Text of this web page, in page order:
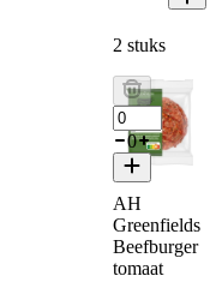
2 stuks
0
AH
Greenfields
Beefburger
tomaat